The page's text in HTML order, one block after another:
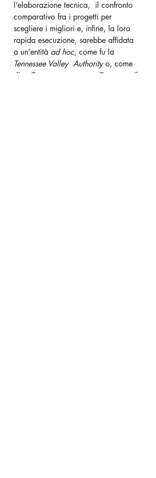
l’elaborazione tecnica,  il confronto
comparativo fra i progetti per
scegliere i migliori e, infine, la loro
rapida esecuzione, sarebbe affidata
a un’entità ad hoc, come fu la
Tennessee Valley  Authority o, come
dice Cassese, una nuova Cassa per il